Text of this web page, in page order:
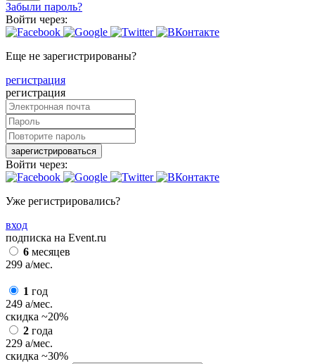
Забыли пароль?
Войти через:
Еще не зарегистрированы?
регистрация
регистрация
зарегистрироваться
Войти через:
Уже регистрировались?
вход
подписка на Event.ru
6 месяцев
299 a/мес.
1 год
249 a/мес.
скидка ~20%
2 года
229 a/мес.
скидка ~30%